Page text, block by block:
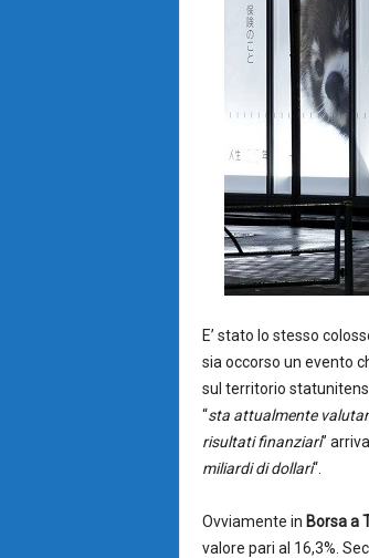
E’ stato lo stesso
sia occorso un evento
sul territorio
“sta attualmente
risultati finanziari”
miliardi di dollari“.
Ovviamente in Borsa a
valore pari al 16,3%.